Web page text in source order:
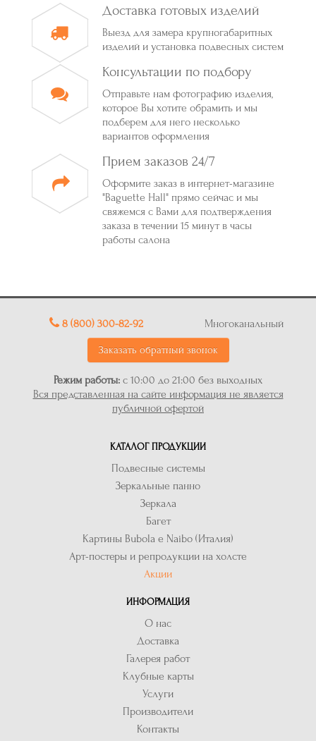
Доставка готовых изделий
Выезд для замера крупногабаритных
изделий и установка подвесных систем
Консультации по подбору
Отправьте нам фотографию изделия,
которое Вы хотите обрамить и мы
подберем для него несколько
вариантов оформления
Прием заказов 24/7
Оформите заказ в интернет-магазине
"Baguette Hall" прямо сейчас и мы
свяжемся с Вами для подтверждения
заказа в течении 15 минут в часы
работы салона
8 (800) 300-82-92 Многоканальный
Заказать обратный звонок
Режим работы: с 10:00 до 21:00 без выходных
Вся представленная на сайте информация не является
публичной офертой
КАТАЛОГ ПРОДУКЦИИ
Подвесные системы
Зеркальные панно
Зеркала
Багет
Картины Bubola e Naibo (Италия)
Арт-постеры и репродукции на холсте
Акции
ИНФОРМАЦИЯ
О нас
Доставка
Галерея работ
Клубные карты
Услуги
Производители
Контакты